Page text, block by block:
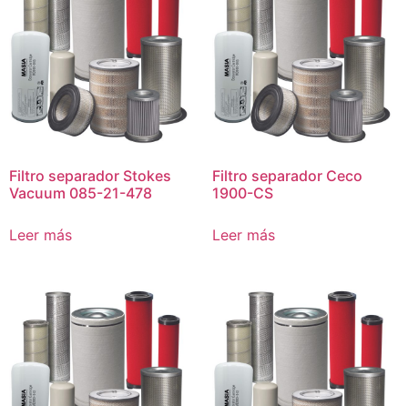
Filtro separador Stokes
Vacuum 085-21-478
Leer más
Filtro separador Ceco
1900-CS
Leer más